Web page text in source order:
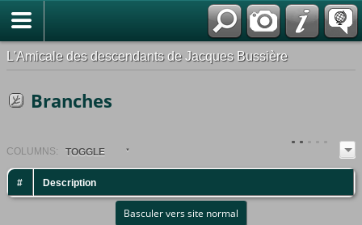
L'Amicale des descendants de Jacques Bussière
Branches
COLUMN S: TOGGLE
# Description
Basculer vers site normal